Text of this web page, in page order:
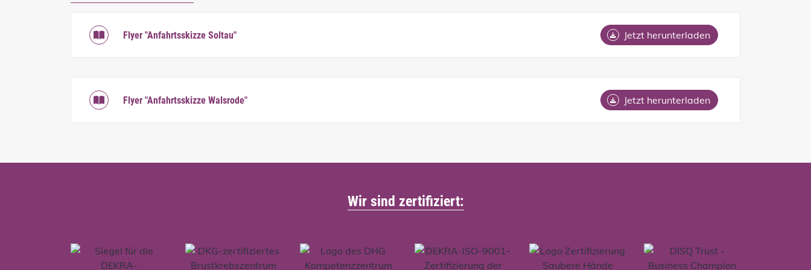
Flyer "Anfahrtsskizze Soltau" Jetzt herunterladen
Flyer "Anfahrtsskizze Walsrode" Jetzt herunterladen
Wir sind zertifiziert: